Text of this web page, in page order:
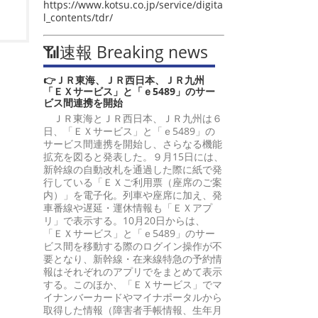
https://www.kotsu.co.jp/service/digita
l_contents/tdr/
📶速報 Breaking news
👉ＪＲ東海、ＪＲ西日本、ＪＲ九州
「ＥＸサービス」と「ｅ5489」のサー
ビス間連携を開始
ＪＲ東海とＪＲ西日本、ＪＲ九州は６
日、「ＥＸサービス」と「ｅ5489」の
サービス間連携を開始し、さらなる機能
拡充を図ると発表した。９月15日には、
新幹線の自動改札を通過した際に紙で発
行している「ＥＸご利用票（座席のご案
内）」を電子化。列車や座席に加え、発
車番線や遅延・運休情報も「ＥＸアプ
リ」で表示する。10月20日からは、
「ＥＸサービス」と「ｅ5489」のサー
ビス間を移動する際のログイン操作が不
要となり、新幹線・在来線特急の予約情
報はそれぞれのアプリでをまとめて表示
する。このほか、「ＥＸサービス」でマ
イナンバーカードやマイナポータルから
取得した情報（障害者手帳情報、生年月